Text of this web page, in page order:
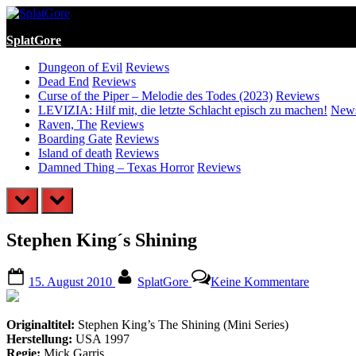
Skip
content
SplatGore
Dungeon of Evil Reviews
Dead End Reviews
Curse of the Piper – Melodie des Todes (2023) Reviews
LEVIZIA: Hilf mit, die letzte Schlacht episch zu machen!
Raven, The Reviews
Boarding Gate Reviews
Island of death Reviews
Damned Thing – Texas Horror Reviews
prev next
Stephen King´s Shining
on
15. August 2010 SplatGore Keine KommentareStephen
Originaltitel: Stephen King’s The Shining (Mini Series)
Herstellung: USA 1997
Regie: Mick Garris